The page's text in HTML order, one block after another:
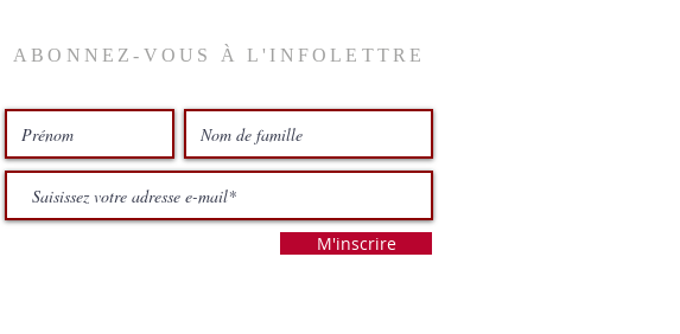
ABONNEZ-VOUS À L'INFOLETTRE
M'inscrire